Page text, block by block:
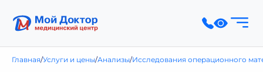
Главная Услуги и цены Анализы Исследования операционного